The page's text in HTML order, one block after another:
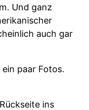
Und ganz
auch gar
paar Fotos.
ins